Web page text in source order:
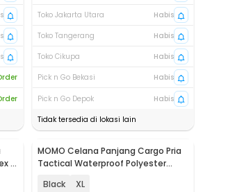
Toko Jakarta Utara
Habis
Toko Tangerang
Habis
Toko Cikupa
Habis
Pick n Go Bekasi
Habis
Pick n Go Depok
Habis
Tidak tersedia di lokasi lain
3
MOMO Celana Panjang Cargo Pria
Tactical Waterproof Polyester
Black XL